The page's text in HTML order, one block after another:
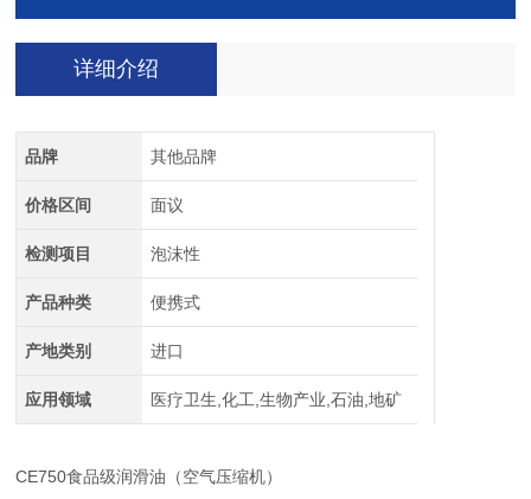
详细介绍
品牌 其他品牌
价格区间 面议
检测项目 泡沫性
产品种类 便携式
产地类别 进口
应用领域 医疗卫生,化工,生物产业,石油,地矿
CE750食品级润滑油（空气压缩机）